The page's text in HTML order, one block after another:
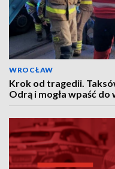
WROCŁAW
Krok od tragedii.
Odrą i mogła wpaść do